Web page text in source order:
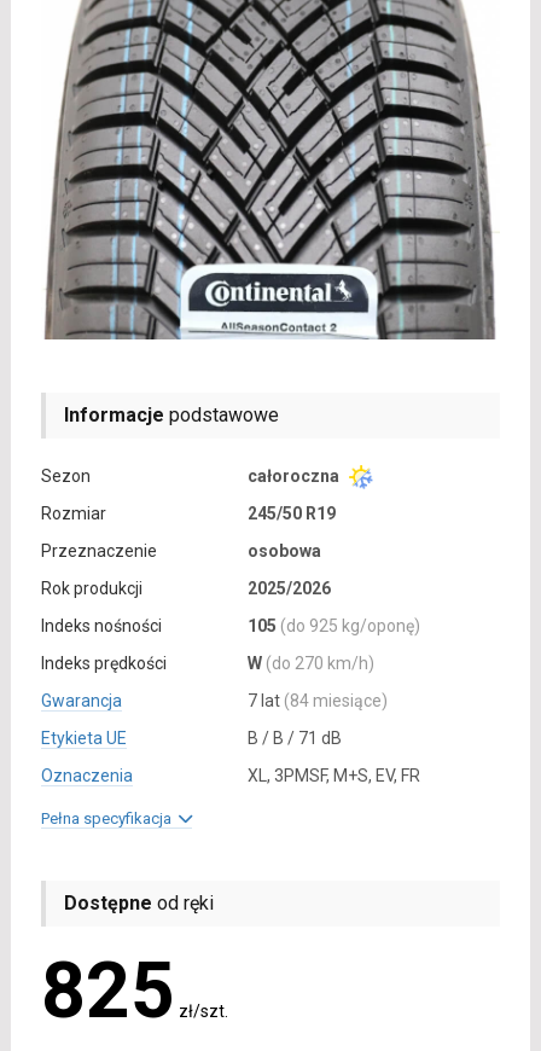
Informacje podstawowe
Sezon
całoroczna
Rozmiar
245/50 R19
Przeznaczenie
osobowa
Rok produkcji
2025/2026
Indeks nośności
105 (do 925 kg/oponę)
Indeks prędkości
W (do 270 km/h)
Gwarancja
7 lat (84 miesiące)
Etykieta UE
B / B / 71 dB
Oznaczenia
XL, 3PMSF, M+S, EV, FR
Pełna specyfikacja
Dostępne od ręki
825 zł/szt.